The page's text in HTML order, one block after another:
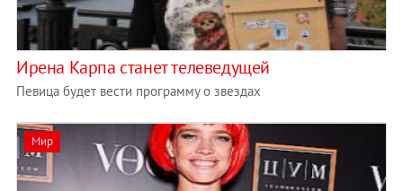
Ирена Карпа станет телеведущей
Певица будет вести программу о звездах
Мир